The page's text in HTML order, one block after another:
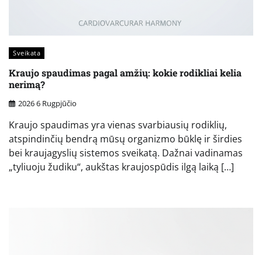
Sveikata
Kraujo spaudimas pagal amžių: kokie rodikliai kelia
nerimą?
2026 6 Rugpjūčio
Kraujo spaudimas yra vienas svarbiausių rodiklių,
atspindinčių bendrą mūsų organizmo būklę ir širdies
bei kraujagyslių sistemos sveikatą. Dažnai vadinamas
„tyliuoju žudiku“, aukštas kraujospūdis ilgą laiką […]